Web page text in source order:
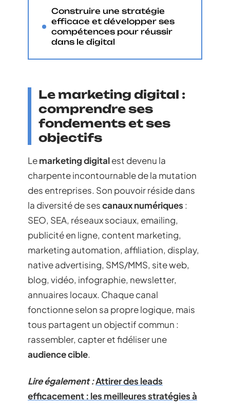
Construire une stratégie
efficace et développer ses
compétences pour réussir
dans le digital
Le marketing digital :
comprendre ses
fondements et ses
objectifs
Lemarketing digitalest devenu la
charpente incontournable de la mutation
des entreprises. Son pouvoir réside dans
la diversité de sescanaux numériques :
SEO, SEA, réseaux sociaux, emailing,
publicité en ligne, content marketing,
marketing automation, affiliation, display,
native advertising, SMS/MMS, site web,
blog, vidéo, infographie, newsletter,
annuaires locaux. Chaque canal
fonctionne selon sa propre logique, mais
tous partagent un objectif commun :
rassembler, capter et fidéliser une
audience cible.
Lire également :Attirer des leads
efficacement : les meilleures stratégies à